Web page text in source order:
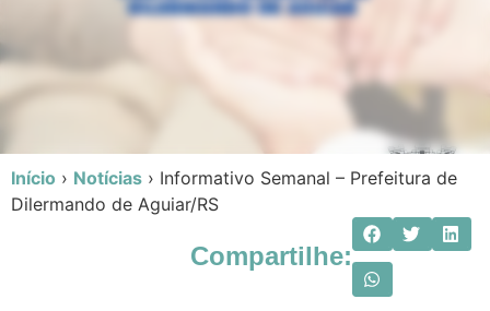
Início › Notícias › Informativo Semanal – Prefeitura de
Dilermando de Aguiar/RS
Compartilhe: